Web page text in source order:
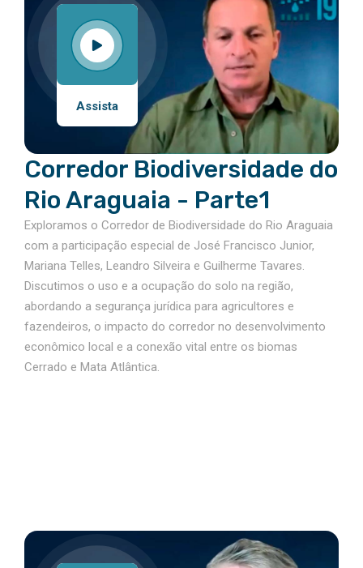
Assista
Corredor Biodiversidade do
Rio Araguaia - Parte1
Exploramos o Corredor de Biodiversidade do Rio Araguaia
com a participação especial de José Francisco Junior,
Mariana Telles, Leandro Silveira e Guilherme Tavares.
Discutimos o uso e a ocupação do solo na região,
abordando a segurança jurídica para agricultores e
fazendeiros, o impacto do corredor no desenvolvimento
econômico local e a conexão vital entre os biomas
Cerrado e Mata Atlântica.